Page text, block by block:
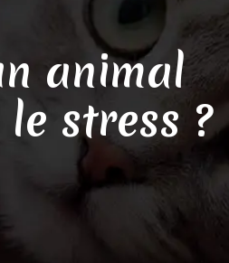
animal
stress ?